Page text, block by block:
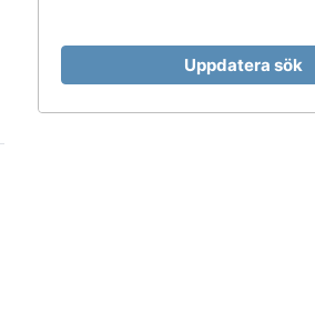
Uppdatera sök